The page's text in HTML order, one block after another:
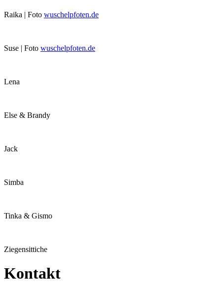
Raika | Foto wuschelpfoten.de
Suse | Foto wuschelpfoten.de
Lena
Else & Brandy
Jack
Simba
Tinka & Gismo
Ziegensittiche
Kontakt